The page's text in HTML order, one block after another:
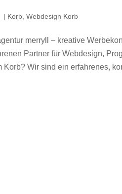
| Korb ,Webdesign Korb
merryll – kreative
Partner für Webdesign,
Wir sind ein erfahrenes,